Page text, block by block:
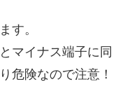
す。
マイナス端子に同
危険なので注意！